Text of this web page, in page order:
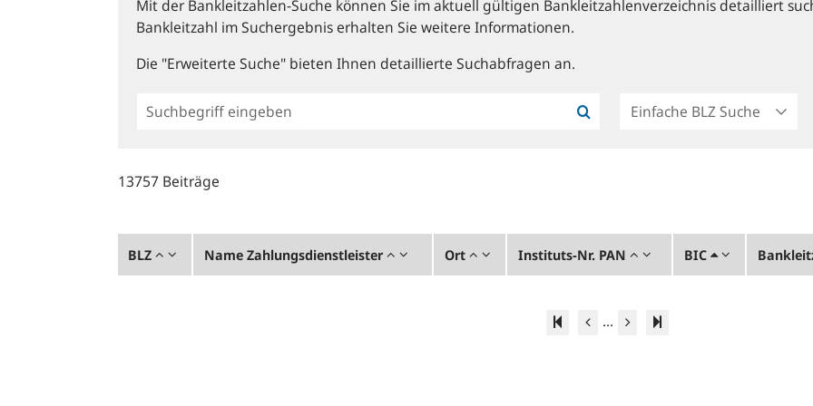
Mit der Bankleitzahlen-Suche können Sie im aktuell gültigen Bankleitzahlenverzeichnis detailliert
Bankleitzahl im Suchergebnis erhalten Sie weitere Informationen.
Die "Erweiterte Suche" bieten Ihnen detaillierte Suchabfragen an.
Einfache
Suche
13757 Beiträge
BLZ Name Zahlungsdienstleister Ort Instituts-Nr. PAN BIC
...